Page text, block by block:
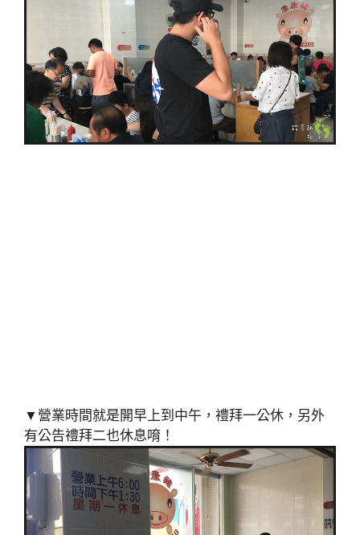
▼營業時間就是開早上到中午，禮拜一公休，另外
有公告禮拜二也休息唷！